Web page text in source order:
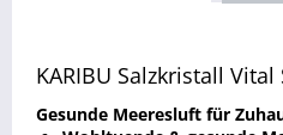
KARIBU Salzkristall
Gesunde Meeresluft für